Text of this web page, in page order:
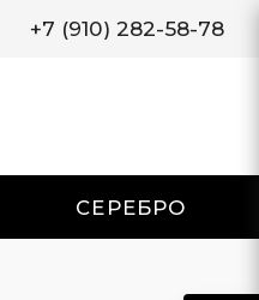
+7 (910) 282-58-78
СЕРЕБРО